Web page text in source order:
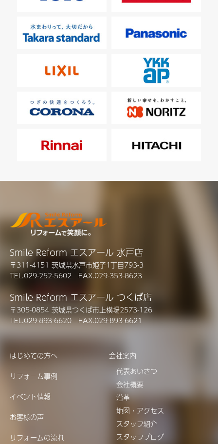
Smile Reform エスアール 水戸店
〒311-4151 茨城県水戸市姫子1丁目793-3
TEL.029-252-5602 FAX.029-353-8623
Smile Reform エスアール つくば店
〒305-0854 茨城県つくば市上横場2573-126
TEL.029-893-6620 FAX.029-893-6621
はじめての方へ
リフォーム事例
イベント情報
お客様の声
リフォームの流れ
会社案内
代表あいさつ
会社概要
沿革
地図・アクセス
スタッフ紹介
スタッフブログ